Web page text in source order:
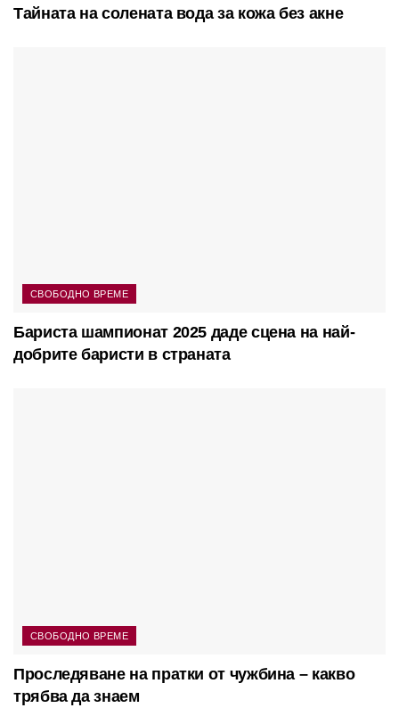
Тайната на солената вода за кожа без акне
СВОБОДНО ВРЕМЕ
Бариста шампионат 2025 даде сцена на най-
добрите баристи в страната
СВОБОДНО ВРЕМЕ
Проследяване на пратки от чужбина – какво
трябва да знаем